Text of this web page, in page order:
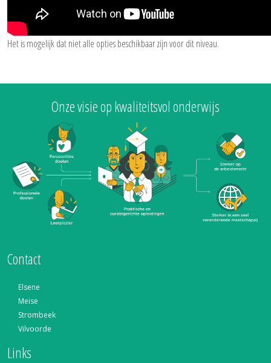
Het is mogelijk dat niet alle opties beschikbaar zijn voor dit niveau.
Onze visie op kwaliteitsvol onderwijs
Contact
Elsene
Meise
Strombeek
Vilvoorde
Links